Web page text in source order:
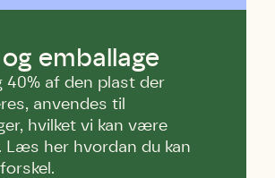
og emballage
40% af den plast der
anvendes til
hvilket vi kan være
Læs her hvordan du kan